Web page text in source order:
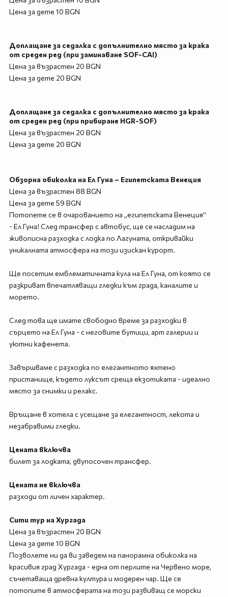
Цена за дете 10 BGN
Доплащане за седалка с допълнително място за крака
от среден ред (при заминаване SOF-CAI)
Цена за възрастен 20 BGN
Цена за дете 20 BGN
Доплащане за седалка с допълнително място за крака
от среден ред (при прибиране HGR-SOF)
Цена за възрастен 20 BGN
Цена за дете 20 BGN
Обзорна обиколка на Ел Гуна – Египетската Венеция
Цена за възрастен 88 BGN
Цена за дете 59 BGN
Потопете се в очарованието на „египетската Венеция“
- Ел Гуна! След трансфер с автобус, ще се насладим на
живописна разходка с лодка по Лагуната, откривайки
уникалната атмосфера на този изискан курорт.
Ще посетим емблематичната кула на Ел Гуна, от която се
разкриват впечатляващи гледки към града, каналите и
морето.
След това ще имате свободно време за разходки в
сърцето на Ел Гуна - с неговите бутици, арт галерии и
уютни кафенета.
Завършваме с разходка по елегантното яхтено
пристанище, където луксът среща екзотиката - идеално
място за снимки и релакс.
Връщане в хотела с усещане за елегантност, лекота и
незабравими гледки.
Цената включва
билет за лодката, двупосочен трансфер.
Цената не включва
разходи от личен характер.
Сити тур на Хургада
Цена за възрастен 20 BGN
Цена за дете 10 BGN
Позволете ни да ви заведем на панорамна обиколка на
красивия град Хургада - една от перлите на Червено море,
съчетаваща древна култура и модерен чар. Ще се
потопите в атмосферата на този развиващ се морски